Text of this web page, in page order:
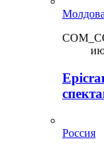
Молдова
Россия